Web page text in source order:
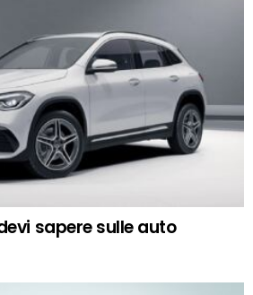
sapere sulle auto